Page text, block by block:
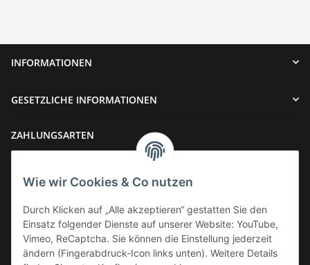
INFORMATIONEN
GESETZLICHE INFORMATIONEN
ZAHLUNGSARTEN
VERSAND
Wie wir Cookies & Co nutzen
Durch Klicken auf „Alle akzeptieren“ gestatten Sie den
Einsatz folgender Dienste auf unserer Website: YouTube,
Vimeo, ReCaptcha. Sie können die Einstellung jederzeit
ändern (Fingerabdruck-Icon links unten). Weitere Details